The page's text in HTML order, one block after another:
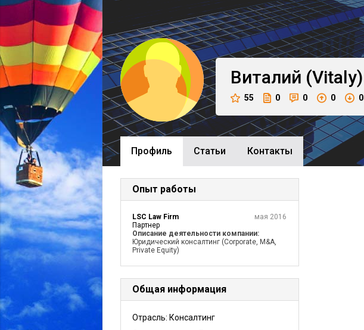
Виталий (Vitaly)
55 0 0 0 0
Профиль Cтатьи Контакты
Опыт работы
LSC Law Firm
Партнер
мая 2016
Описание деятельности компании:
Юридический консалтинг (Corporate, M&A,
Private Equity)
Общая информация
Отрасль: Консалтинг